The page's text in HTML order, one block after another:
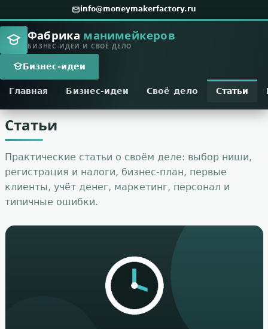
info@moneymakerfactory.ru
Фабрика манимейкеров
БИЗНЕС-ИДЕИ И СВОЁ ДЕЛО
Главная Бизнес-идеи Своё дело Статьи
Бизнес-идеи
Статьи
Практические статьи о своём деле: выбор ниши,
регистрация и налоги, бизнес-план, первые
клиенты, учёт денег, маркетинг, персонал и
типичные ошибки.